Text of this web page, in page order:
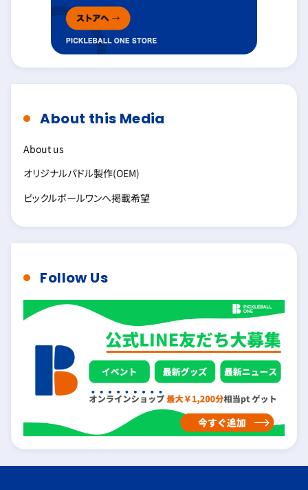
About this Media
About us
オリジナルパドル製作(OEM)
ピックルボールワンへ掲載希望
Follow Us